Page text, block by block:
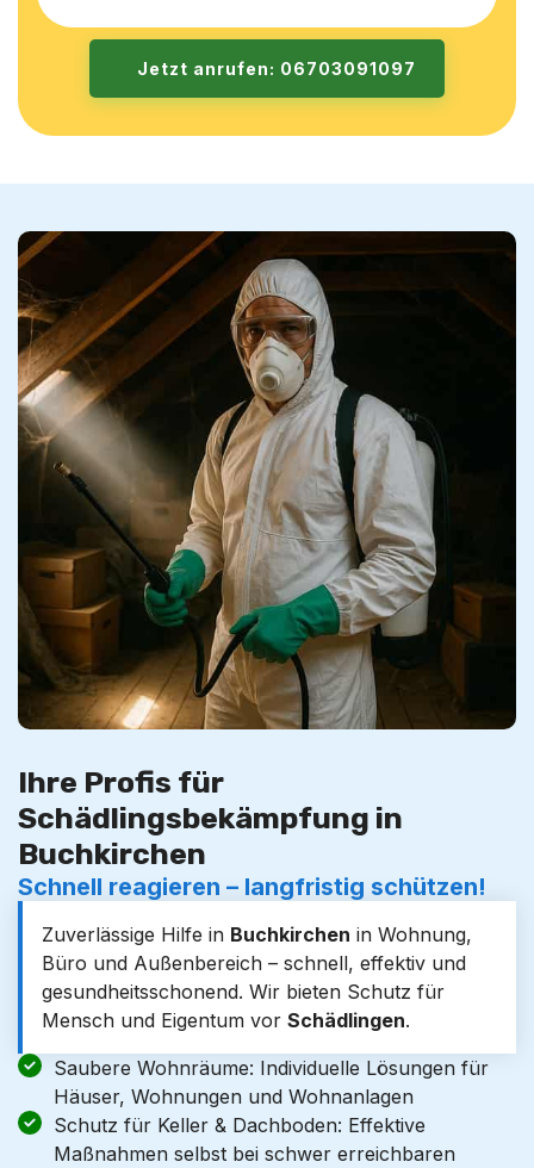
Jetzt anrufen: 06703091097
Ihre Profis für
Schädlingsbekämpfung in
Buchkirchen
Schnell reagieren – langfristig schützen!
Zuverlässige Hilfe in Buchkirchen in Wohnung,
Büro und Außenbereich – schnell, effektiv und
gesundheitsschonend. Wir bieten Schutz für
Mensch und Eigentum vor Schädlingen.
Saubere Wohnräume: Individuelle Lösungen für
Häuser, Wohnungen und Wohnanlagen
Schutz für Keller & Dachboden: Effektive
Maßnahmen selbst bei schwer erreichbaren